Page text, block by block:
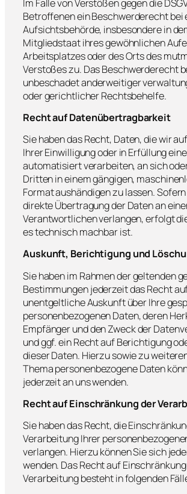
Im Falle von Verstößen gegen die
Betroffenen ein Beschwerderecht bei
Aufsichtsbehörde, insbesondere in
Mitgliedstaat ihres gewöhnlichen
Arbeitsplatzes oder des Orts des
Verstoßes zu. Das Beschwerderecht
unbeschadet anderweitiger
oder gerichtlicher Rechtsbehelfe.
Recht auf Daten­übertrag­barkeit
Sie haben das Recht, Daten, die wir
Ihrer Einwilligung oder in Erfüllung
automatisiert verarbeiten, an sich
Dritten in einem gängigen,
Format aushändigen zu lassen.
direkte Übertragung der Daten an
Verantwortlichen verlangen, erfolgt
es technisch machbar ist.
Auskunft, Berichtigung und
Sie haben im Rahmen der geltenden
Bestimmungen jederzeit das Recht
unentgeltliche Auskunft über Ihre
personenbezogenen Daten, deren
Empfänger und den Zweck der
und ggf. ein Recht auf Berichtigung
dieser Daten. Hierzu sowie zu
Thema personenbezogene Daten
jederzeit an uns wenden.
Recht auf Einschränkung der
Sie haben das Recht, die
Verarbeitung Ihrer
verlangen. Hierzu können Sie sich
wenden. Das Recht auf
Verarbeitung besteht in folgenden